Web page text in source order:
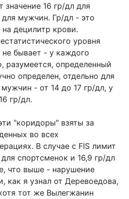
16 гр/дл для
мужчин. Гр/дл - это
децилитр крови.
уровня
не бывает - у каждого
разумеется, определенный
определен, отдельно для
- от 14 до 17 гр/дл, у
гр/дл.
"коридоры" взяты за
во всех
В случае с FIS лимит
спортсменок и 16,9 гр/дл
что выше - нарушение
как я узнал от Деревоедова,
тот же Вылегжанин